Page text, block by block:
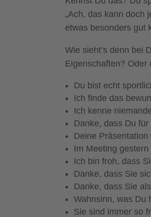
„Ach, das kann doch
etwas besonders gut
Wie sieht’s denn bei
Eigenschaften? Oder
Du bist echt
Ich finde das
Ich kenne
Danke, dass Du
Deine
Im Meeting
Ich bin froh, dass
Danke, dass Sie
Danke, dass Sie
Wahnsinn, was Du
Sie sind immer so